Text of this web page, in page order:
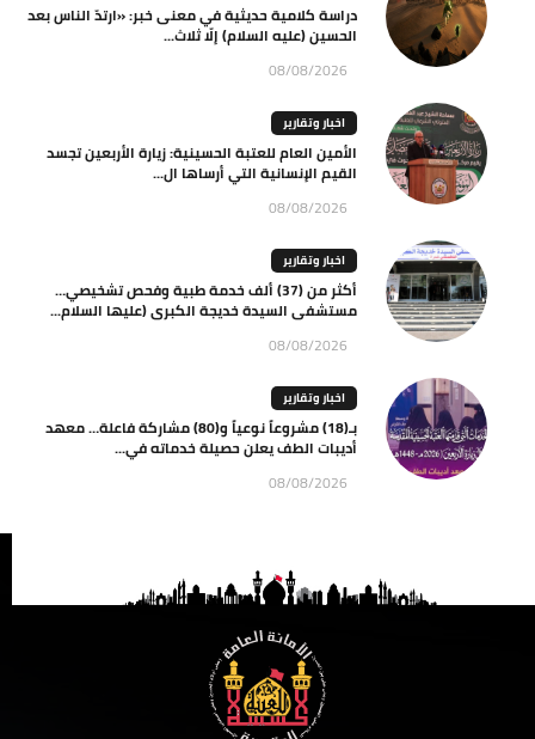
دراسة كلامية حديثية في معنى خبر: «ارتدّ الناس بعد
الحسين (عليه السلام) إلّا ثلاث...
08/08/2026
اخبار وتقارير
الأمين العام للعتبة الحسينية: زيارة الأربعين تجسد
القيم الإنسانية التي أرساها ال...
08/08/2026
اخبار وتقارير
أكثر من (37) ألف خدمة طبية وفحص تشخيصي…
مستشفى السيدة خديجة الكبرى (عليها السلام...
08/08/2026
اخبار وتقارير
بـ(18) مشروعاً نوعياً و(80) مشاركة فاعلة… معهد
أديبات الطف يعلن حصيلة خدماته في...
08/08/2026